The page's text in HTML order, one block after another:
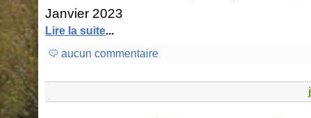
Janvier 2023
Lire la suite...
aucun commentaire